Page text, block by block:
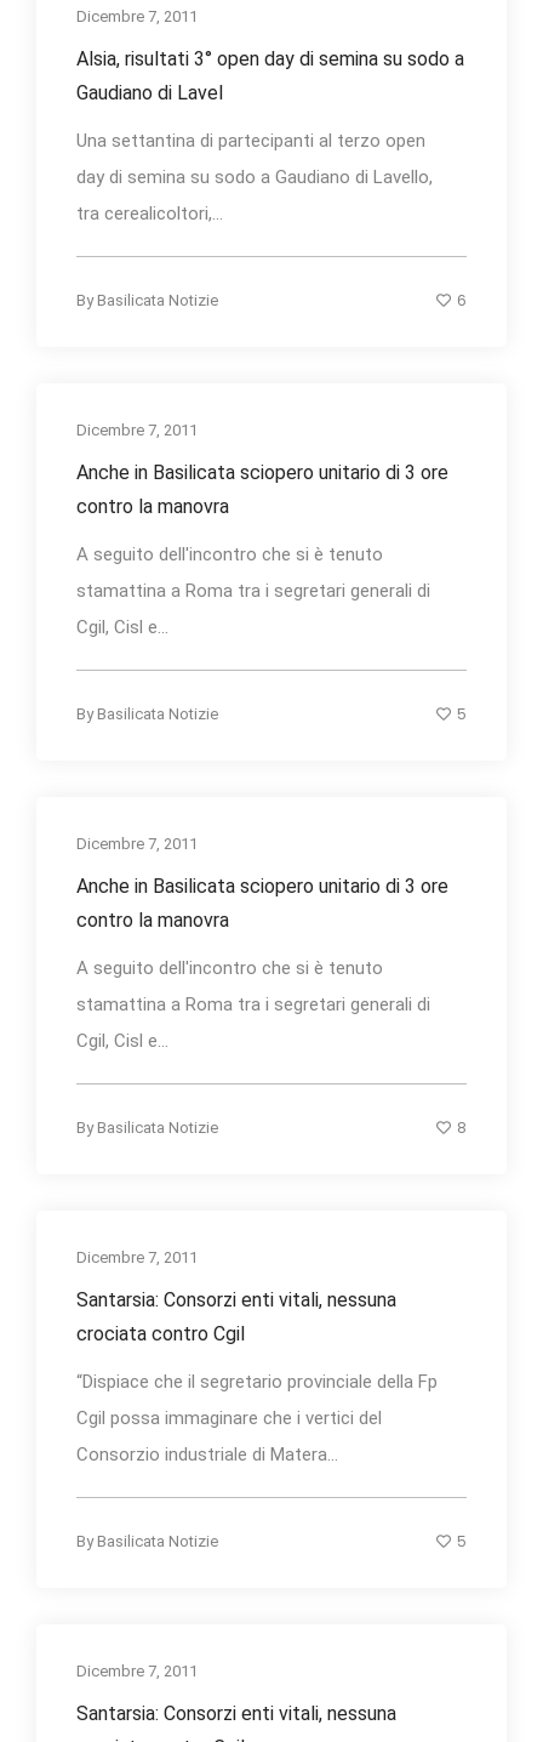
Dicembre 7, 2011
Alsia, risultati 3° open day di semina su sodo a
Gaudiano di Lavel
Una settantina di partecipanti al terzo open
day di semina su sodo a Gaudiano di Lavello,
tra cerealicoltori,...
By Basilicata Notizie 6
Dicembre 7, 2011
Anche in Basilicata sciopero unitario di 3 ore
contro la manovra
A seguito dell'incontro che si è tenuto
stamattina a Roma tra i segretari generali di
Cgil, Cisl e...
By Basilicata Notizie 5
Dicembre 7, 2011
Anche in Basilicata sciopero unitario di 3 ore
contro la manovra
A seguito dell'incontro che si è tenuto
stamattina a Roma tra i segretari generali di
Cgil, Cisl e...
By Basilicata Notizie 8
Dicembre 7, 2011
Santarsia: Consorzi enti vitali, nessuna
crociata contro Cgil
“Dispiace che il segretario provinciale della Fp
Cgil possa immaginare che i vertici del
Consorzio industriale di Matera...
By Basilicata Notizie 5
Dicembre 7, 2011
Santarsia: Consorzi enti vitali, nessuna